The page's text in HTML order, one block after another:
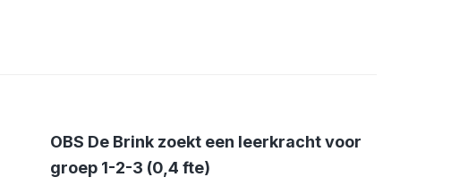
OBS De Brink zoekt een leerkracht voor
groep 1-2-3 (0,4 fte)